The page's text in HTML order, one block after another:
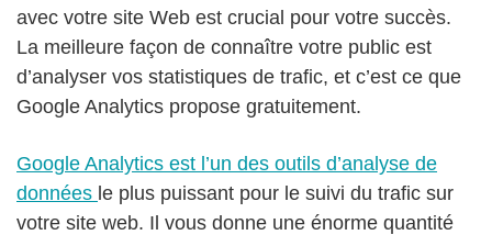
avec votre site Web est crucial pour votre succès.
La meilleure façon de connaître votre public est
d’analyser vos statistiques de trafic, et c’est ce que
Google Analytics propose gratuitement.
Google Analytics est l’un des outils d’analyse de
données le plus puissant pour le suivi du trafic sur
votre site web. Il vous donne une énorme quantité